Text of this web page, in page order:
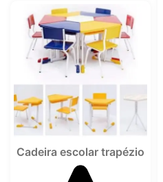
Cadeira escolar trapézio